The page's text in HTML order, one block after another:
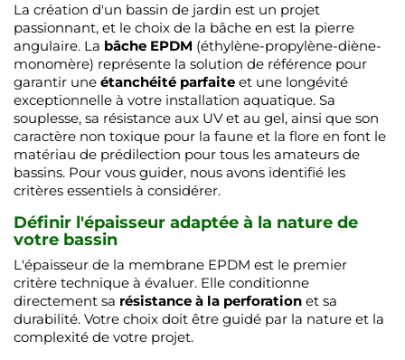
La création d'un bassin de jardin est un projet
passionnant, et le choix de la bâche en est la pierre
angulaire. La bâche EPDM (éthylène-propylène-diène-
monomère) représente la solution de référence pour
garantir une étanchéité parfaite et une longévité
exceptionnelle à votre installation aquatique. Sa
souplesse, sa résistance aux UV et au gel, ainsi que son
caractère non toxique pour la faune et la flore en font le
matériau de prédilection pour tous les amateurs de
bassins. Pour vous guider, nous avons identifié les
critères essentiels à considérer.
Définir l'épaisseur adaptée à la nature de
votre bassin
L'épaisseur de la membrane EPDM est le premier
critère technique à évaluer. Elle conditionne
directement sa résistance à la perforation et sa
durabilité. Votre choix doit être guidé par la nature et la
complexité de votre projet.